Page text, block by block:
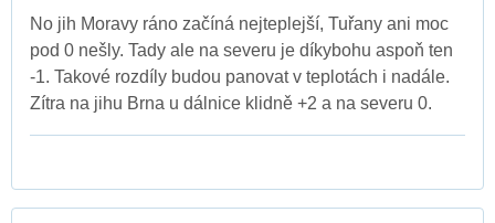
No jih Moravy ráno začíná nejteplejší, Tuřany ani moc
pod 0 nešly. Tady ale na severu je díkybohu aspoň ten
-1. Takové rozdíly budou panovat v teplotách i nadále.
Zítra na jihu Brna u dálnice klidně +2 a na severu 0.